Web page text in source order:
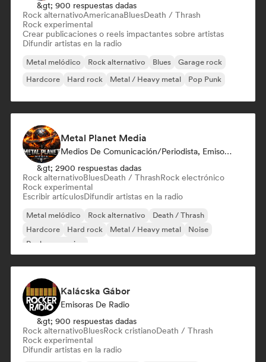
&gt; 900 respuestas dadas
Rock alternativoAmericanaBluesDeath / Thrash
Rock experimental
Crear publicaciones o reels impactantes sobre artistas
Difundir artistas en la radio
Metal melódico Rock alternativo Blues
Garage rock
Hardcore
Hard rock Metal / Heavy metal Pop Punk
Metal Planet Media
Medios De Comunicación/Periodista, Emisoras De Radio
&gt; 2900 respuestas dadas
Rock alternativoBluesDeath / ThrashRock electrónico
Rock experimental
Escribir artículosDifundir artistas en la radio
Metal melódico Rock alternativo
Death / Thrash
Hardcore
Hard rock Metal / Heavy metal
Noise
Rock progresivo
Kalácska Gábor
Emisoras De Radio
&gt; 900 respuestas dadas
Rock alternativoBluesRock cristianoDeath / Thrash
Rock experimental
Difundir artistas en la radio